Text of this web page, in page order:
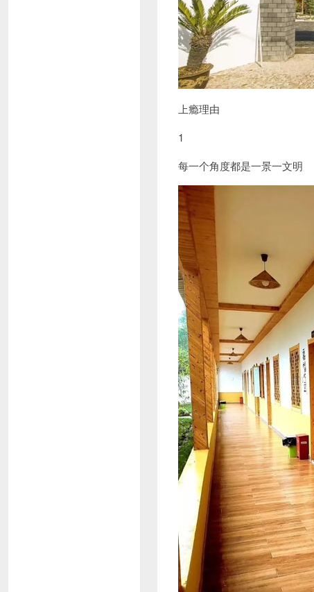
上瘾理由
1
每一个角度都是一景一文明